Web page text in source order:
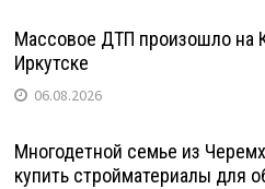
Массовое ДТП произошло на
Иркутске
06.08.2026
Многодетной семье из
купить стройматериалы для